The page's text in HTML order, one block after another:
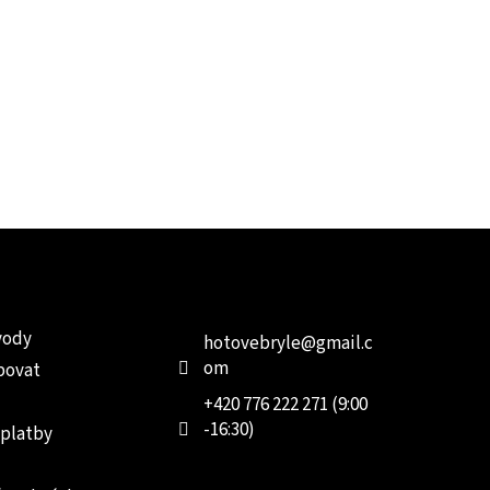
hotovebryle@gmail.c
om
+420 776 222 271 (9:00
-16:30)